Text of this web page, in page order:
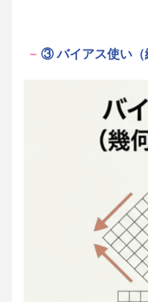
③ バイアス使い（